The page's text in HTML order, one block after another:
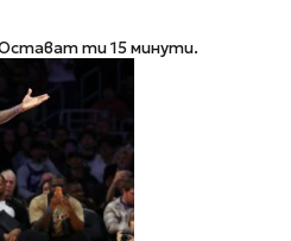
Остават ти 15 минути.